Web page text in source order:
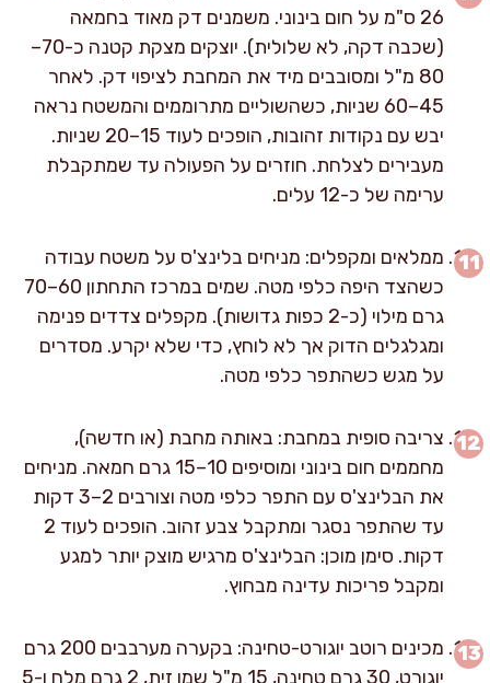
26 ס"מ על חום בינוני. משמנים דק מאוד בחמאה
(שכבה דקה, לא שלולית). יוצקים מצקת קטנה כ-70–
80 מ"ל ומסובבים מיד את המחבת לציפוי דק. לאחר
45–60 שניות, כשהשוליים מתרוממים והמשטח נראה
יבש עם נקודות זהובות, הופכים לעוד 15–20 שניות.
מעבירים לצלחת. חוזרים על הפעולה עד שמתקבלת
ערימה של כ-12 עלים.
ממלאים ומקפלים: מניחים בלינצ'ס על משטח עבודה
כשהצד היפה כלפי מטה. שמים במרכז התחתון 60–70
גרם מילוי (כ-2 כפות גדושות). מקפלים צדדים פנימה
ומגלגלים הדוק אך לא לוחץ, כדי שלא יקרע. מסדרים
על מגש כשהתפר כלפי מטה.
צריבה סופית במחבת: באותה מחבת (או חדשה),
מחממים חום בינוני ומוסיפים 10–15 גרם חמאה. מניחים
את הבלינצ'ס עם התפר כלפי מטה וצורבים 2–3 דקות
עד שהתפר נסגר ומתקבל צבע זהוב. הופכים לעוד 2
דקות. סימן מוכן: הבלינצ'ס מרגיש מוצק יותר למגע
ומקבל פריכות עדינה מבחוץ.
מכינים רוטב יוגורט-טחינה: בקערה מערבבים 200 גרם
יוגורט, 30 גרם טחינה, 15 מ"ל שמן זית, 2 גרם מלח ו-5